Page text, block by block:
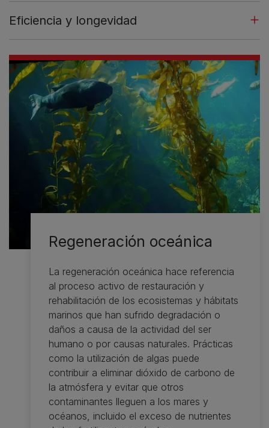
Eficiencia y longevidad
Regeneración oceánica
La regeneración oceánica hace referencia
al proceso activo de restauración y
rehabilitación de los ecosistemas y hábitats
marinos que han sufrido degradación o
daños a causa de la actividad del ser
humano o por causas naturales. Prácticas
como la utilización de algas puede
contribuir a eliminar dióxido de carbono de
la atmósfera y evitar que otros
contaminantes lleguen a los mares y
océanos, incluido el exceso de nutrientes